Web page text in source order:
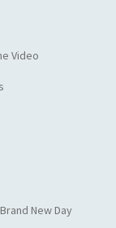
Video
New Day